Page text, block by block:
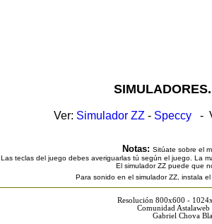
Ver: Simulador ZZ - Speccy -
Notas: Sitúate sobre el
Las teclas del juego debes averiguarlas tú según el juego. La
El simulador ZZ puede que
Para sonido en el simulador ZZ, instala
Resolución 800x600 -
Comunidad
Gabriel Chova